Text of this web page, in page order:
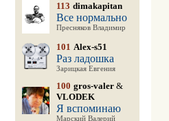
113 dimakapitan
Все нормально
Пресняков Владимир
101 Alex-s51
Раз ладошка
Зарицкая Евгения
100 gros-valer&
VLODEK
Я вспоминаю
Марский Валерий